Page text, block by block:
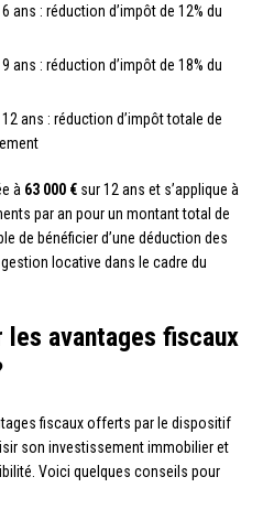
ans : réduction d’impôt de 12% du
ans : réduction d’impôt de 18% du
ans : réduction d’impôt totale de
à 63 000 € sur 12 ans et s’applique à
par an pour un montant total de
de bénéficier d’une déduction des
locative dans le cadre du
avantages fiscaux
fiscaux offerts par le dispositif
son investissement immobilier et
Voici quelques conseils pour